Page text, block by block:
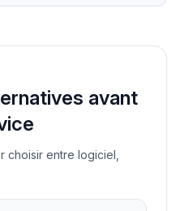
avant
choisir entre logiciel,